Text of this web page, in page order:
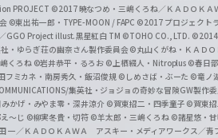
n
n
e
l
PROJECT ©2017 暁なつめ・三嶋くろね／ＫＡＤＯＫＡ
©東出祐一郎・TYPE-MOON / FAPC ©2017 プロジェクト
GGO Project illust.黒星紅白 TM ©TOHO CO., LTD. ©2014
・ゆらぎ荘の幽奈さん製作委員会©丸山くがね・ＫＡＤ
くろね ©岩井恭平・るろお ©上栖綴人・Nitroplus ©春日
フミカネ・南房秀久・飯沼俊規 ©しめさば・ぶーた ©竜ノ
集英社・ジョジョの奇妙な冒険GW製作
かげ・みやま零・深井涼介 ©賀東招二・四季童子 ©賀東
～じ ©柳実冬貴・切符 ©羊太郎・三嶋くろね ©諸星悠・
一／ＫＡＤＯＫＡＷＡ アスキー・メディアワークス／青